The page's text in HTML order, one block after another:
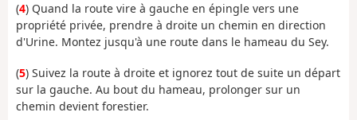
(4) Quand la route vire à gauche en épingle vers une
propriété privée, prendre à droite un chemin en direction
d'Urine. Montez jusqu'à une route dans le hameau du Sey.
(5) Suivez la route à droite et ignorez tout de suite un départ
sur la gauche. Au bout du hameau, prolonger sur un
chemin devient forestier.